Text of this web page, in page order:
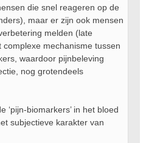
die snel reageren op de
maar er zijn ook mensen
melden (late
mechanisme tussen
waardoor pijnbeleving
nog grotendeels
‘pijn-biomarkers’ in het bloed
subjectieve karakter van